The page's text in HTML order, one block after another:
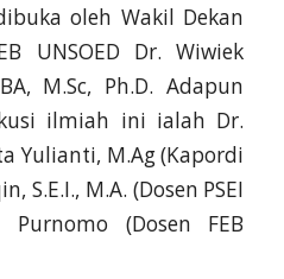
oleh Wakil Dekan
UNSOED Dr. Wiwiek
M.Sc, Ph.D. Adapun
ilmiah ini ialah Dr.
Yulianti, M.Ag (Kapordi
S.E.I., M.A. (Dosen PSEI
(Dosen FEB